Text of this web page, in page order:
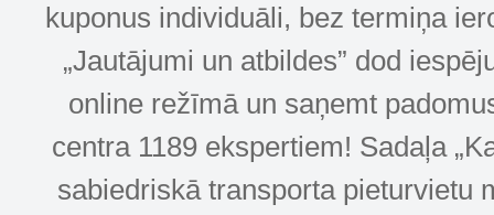
kuponus individuāli, bez termiņa
„Jautājumi un atbildes” dod
online režīmā un saņemt
centra 1189 ekspertiem! Sadaļa
sabiedriskā transporta pieturvietu